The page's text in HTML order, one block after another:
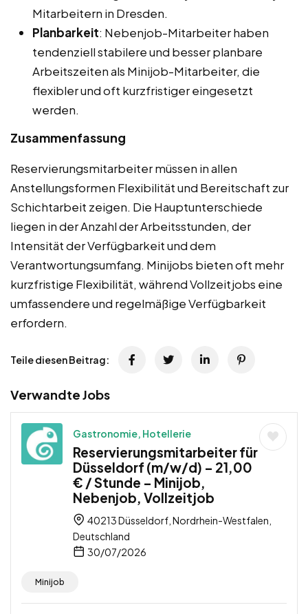
Mitarbeitern in Dresden.
Planbarkeit: Nebenjob-Mitarbeiter haben
tendenziell stabilere und besser planbare
Arbeitszeiten als Minijob-Mitarbeiter, die
flexibler und oft kurzfristiger eingesetzt
werden.
Zusammenfassung
Reservierungsmitarbeiter müssen in allen
Anstellungsformen Flexibilität und Bereitschaft zur
Schichtarbeit zeigen. Die Hauptunterschiede
liegen in der Anzahl der Arbeitsstunden, der
Intensität der Verfügbarkeit und dem
Verantwortungsumfang. Minijobs bieten oft mehr
kurzfristige Flexibilität, während Vollzeitjobs eine
umfassendere und regelmäßige Verfügbarkeit
erfordern.
Teile diesen Beitrag:
Verwandte Jobs
Gastronomie, Hotellerie
Reservierungsmitarbeiter für
Düsseldorf (m/w/d) – 21,00
€ / Stunde – Minijob,
Nebenjob, Vollzeitjob
40213 Düsseldorf, Nordrhein-Westfalen,
Deutschland
30/07/2026
Minijob